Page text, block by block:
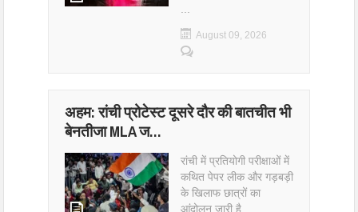
August 09, 2026
अहम: रांची प्रोटेस्ट दूसरे दौर की बातचीत भी
बेनतीजा MLA ज…
रांची में प्रतियोगी परीक्षाओं में
कथित पेपर लीक और गड़बड़ी
के खिलाफ छात्रों का
आंदोलन जारी है... ...